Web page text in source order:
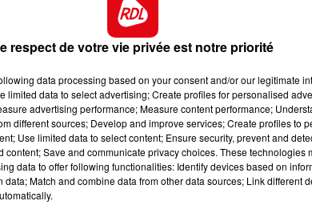
disqualifié depuis ses débuts, et réalise un
point d'appui en base.
sans une faute le mois dernier sur ce
peut même s'imposer.
performances sur les tracés de vitesse, mais
aligner ses meilleures cartes à l'arrivée.
à vide, et sera déf des 4. Sur sa lancée,
ses courses, et on ne peut rien lui reprocher.
16h00 - 19h00
respect de votre vie privée est notre priorité
data processing based on your consent and/or our legitimate
limited data to select advertising; Create profiles for personalised
advertising performance; Measure content performance;
different sources; Develop and improve services; Create profiles to
Use limited data to select content; Ensure security, prevent and
content; Save and communicate privacy choices. These technologies
data to offer following functionalities: Identify devices based on
Match and combine data from other data sources; Link different